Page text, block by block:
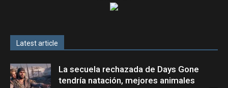
Latest article
La secuela rechazada de Days Gone
tendría natación, mejores animales